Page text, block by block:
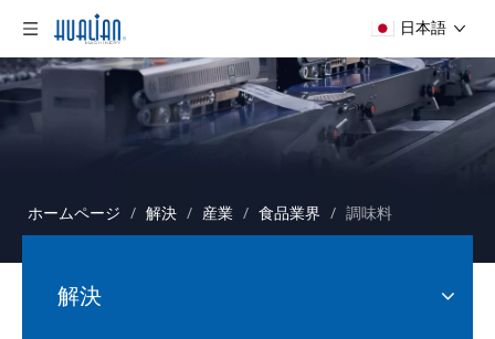
日本語
ホームページ / 解決 / 産業 / 食品業界 / 調味料
解決